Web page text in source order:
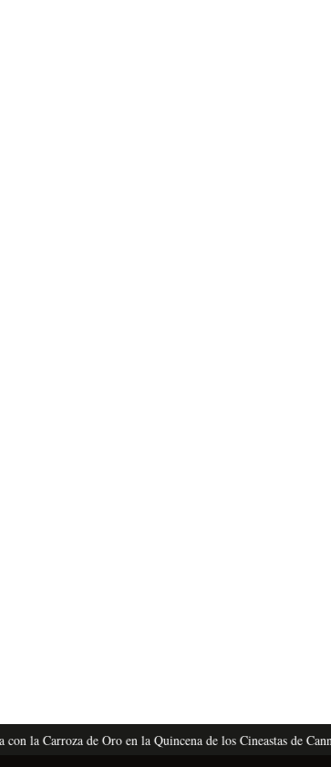
Carroza de Oro en la Quincena de los Cineastas de Cannes